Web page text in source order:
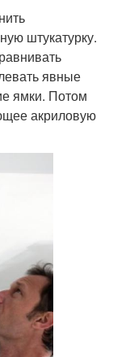
штукатурку.
явные
ямки. Потом
акриловую